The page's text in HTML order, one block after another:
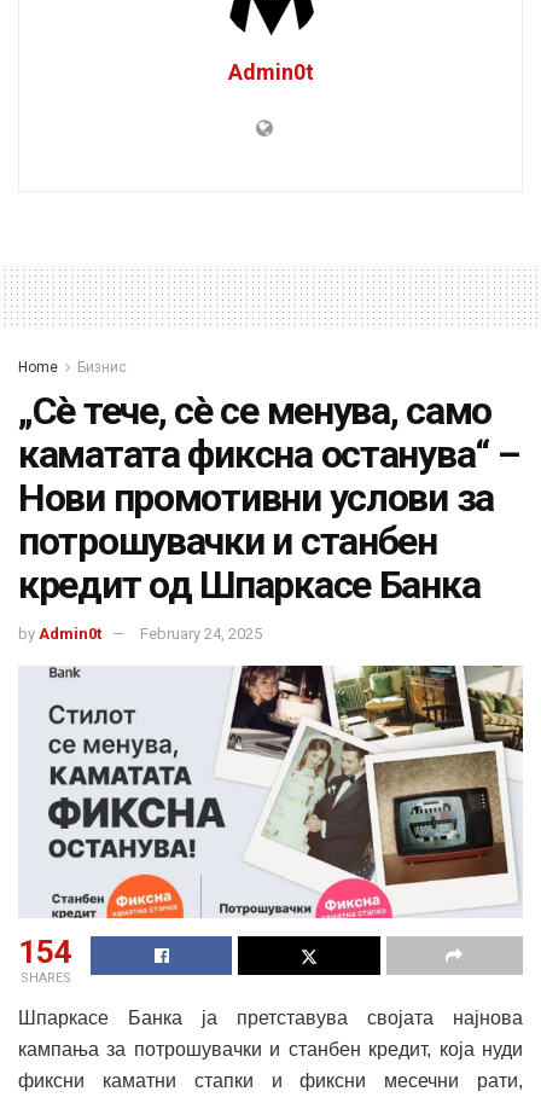
Admin0t
Home Бизнис
„Сè тече, сè се менува, само
каматата фиксна останува“ –
Нови промотивни услови за
потрошувачки и станбен
кредит од Шпаркасе Банка
by Admin0t February 24, 2025
154
SHARES
Шпаркасе Банка ја претставува својата најнова
кампања за потрошувачки и станбен кредит, која нуди
фиксни каматни стапки и фиксни месечни рати,